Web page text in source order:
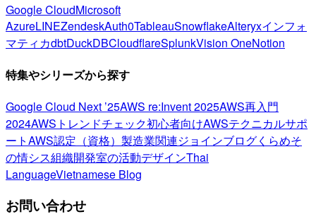
Google CloudMicrosoft
AzureLINEZendeskAuth0TableauSnowflakeAlteryxインフォ
マティカdbtDuckDBCloudflareSplunkVision OneNotion
特集やシリーズから探す
Google Cloud Next ’25AWS re:Invent 2025AWS再入門
2024AWSトレンドチェック初心者向けAWSテクニカルサポ
ートAWS認定（資格） 製造業関連ジョインブログくらめそ
の情シス組織開発室の活動デザインThai
LanguageVietnamese Blog
お問い合わせ